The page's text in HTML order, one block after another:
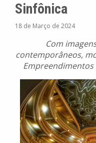
Sinfônica
18 de Março de 2024
Com
contemporâneos,